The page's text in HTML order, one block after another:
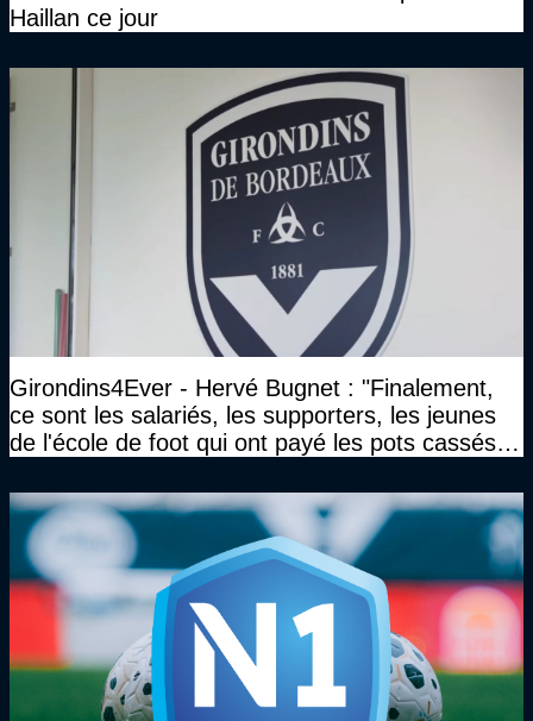
Haillan ce jour
Girondins4Ever - Hervé Bugnet : "Finalement,
ce sont les salariés, les supporters, les jeunes
de l'école de foot qui ont payé les pots cassés